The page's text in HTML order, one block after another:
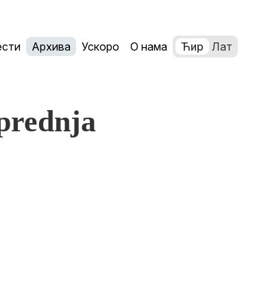
Архива Ускоро О нама Ћир Лат